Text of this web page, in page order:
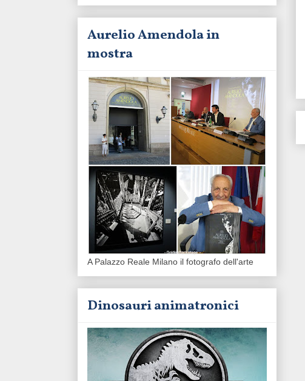
Aurelio Amendola in
mostra
A Palazzo Reale Milano il fotografo dell'arte
Dinosauri animatronici